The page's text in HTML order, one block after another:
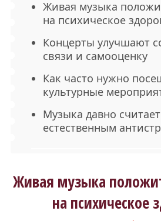
Живая музыка
на психическое
Концерты улучшают
связи и самооценку
Как часто нужно
культурные
Музыка давно
естественным
Живая музыка
на психическое